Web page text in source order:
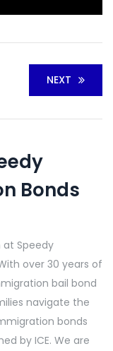
NEXT
Bonds
Speedy
over 30 years of
bail bond
navigate the
bonds
by ICE. We are